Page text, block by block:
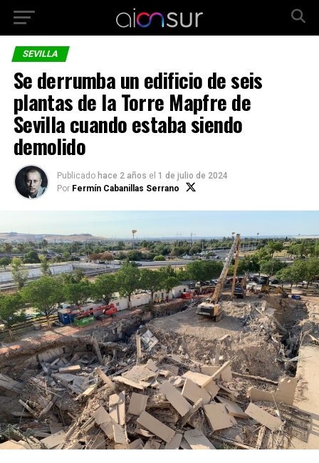
SEVILLA
Se derrumba un edificio de seis
plantas de la Torre Mapfre de
Sevilla cuando estaba siendo
demolido
Publicado hace 2 años el 1 de julio de 2024
Por Fermín Cabanillas Serrano